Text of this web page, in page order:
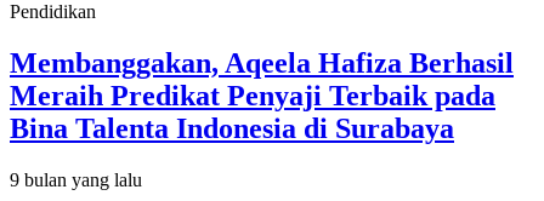
Pendidikan
Membanggakan, Aqeela Hafiza Berhasil
Meraih Predikat Penyaji Terbaik pada
Bina Talenta Indonesia di Surabaya
9 bulan yang lalu